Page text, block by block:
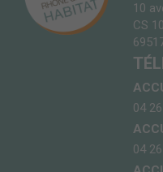
10
CS
04
04